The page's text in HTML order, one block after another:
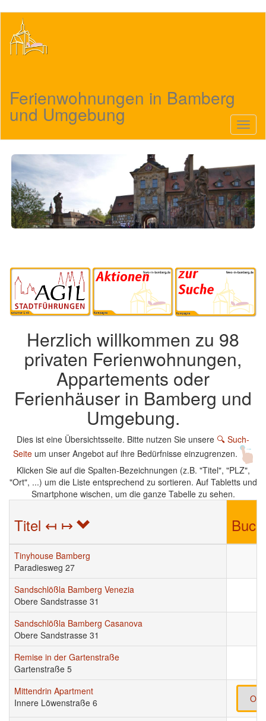
Inhalt
Ferienwohnungen in Bamberg
und Umgebung
Herzlich willkommen zu 98
privaten Ferienwohnungen,
Appartements oder
Ferienhäuser in Bamberg und
Umgebung.
Dies ist eine Übersichtsseite. Bitte nutzen Sie unsere 🔍 Such-
Seite um unser Angebot auf ihre Bedürfnisse einzugrenzen.
Klicken Sie auf die Spalten-Bezeichnungen (z.B. "Titel", "PLZ",
"Ort", ...) um die Liste entsprechend zu sortieren. Auf Tabletts und
Smartphone wischen, um die ganze Tabelle zu sehen.
Titel ↤ ↦
Tinyhouse Bamberg
Paradiesweg 27
Sandschlößla Bamberg Venezia
Obere Sandstrasse 31
Sandschlößla Bamberg Casanova
Obere Sandstrasse 31
Remise in der Gartenstraße
Gartenstraße 5
Mittendrin Apartment
Innere Löwenstraße 6